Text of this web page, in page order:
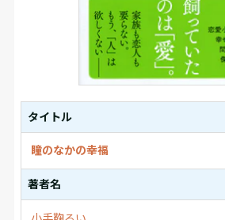
タイトル
瞳のなかの幸福
著者名